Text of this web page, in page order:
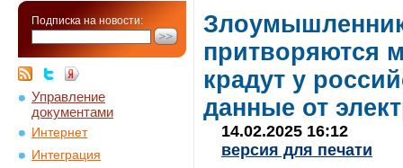
Подписка на новости:
Управление
документами
Интернет
Интеграция
притворяются
крадут у
данные от
14.02.2025 16:12
версия для печати